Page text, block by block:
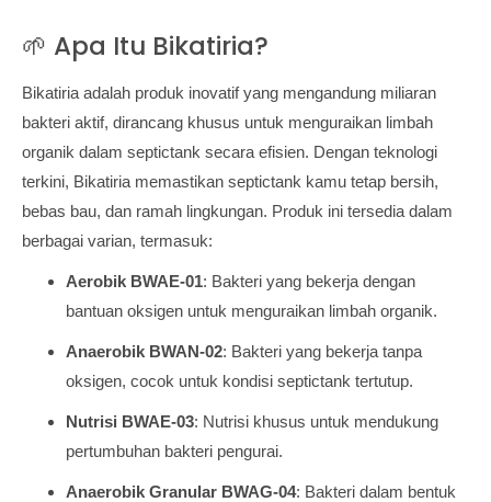
🌱 Apa Itu Bikatiria?
Bikatiria adalah produk inovatif yang mengandung miliaran
bakteri aktif, dirancang khusus untuk menguraikan limbah
organik dalam septictank secara efisien. Dengan teknologi
terkini, Bikatiria memastikan septictank kamu tetap bersih,
bebas bau, dan ramah lingkungan. Produk ini tersedia dalam
berbagai varian, termasuk:
Aerobik BWAE-01: Bakteri yang bekerja dengan
bantuan oksigen untuk menguraikan limbah organik.
Anaerobik BWAN-02: Bakteri yang bekerja tanpa
oksigen, cocok untuk kondisi septictank tertutup.
Nutrisi BWAE-03: Nutrisi khusus untuk mendukung
pertumbuhan bakteri pengurai.
Anaerobik Granular BWAG-04: Bakteri dalam bentuk